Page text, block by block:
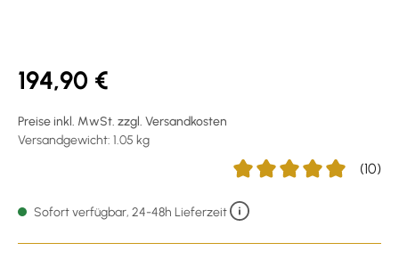
194,90 €
Preise inkl. MwSt. zzgl. Versandkosten
Versandgewicht: 1.05 kg
(10)
Sofort verfügbar, 24-48h Lieferzeit